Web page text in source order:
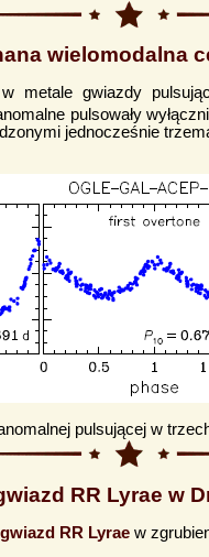
wielomodalna
metale gwiazdy
pulsowały
jednocześnie
pulsującej w
RR Lyrae w
gwiazd RR Lyrae w